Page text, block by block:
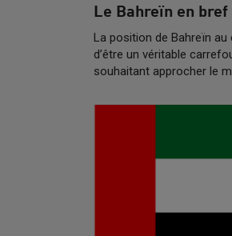
Le Bahreïn en bref
La position de Bahreïn
d’être un véritable
souhaitant approcher le